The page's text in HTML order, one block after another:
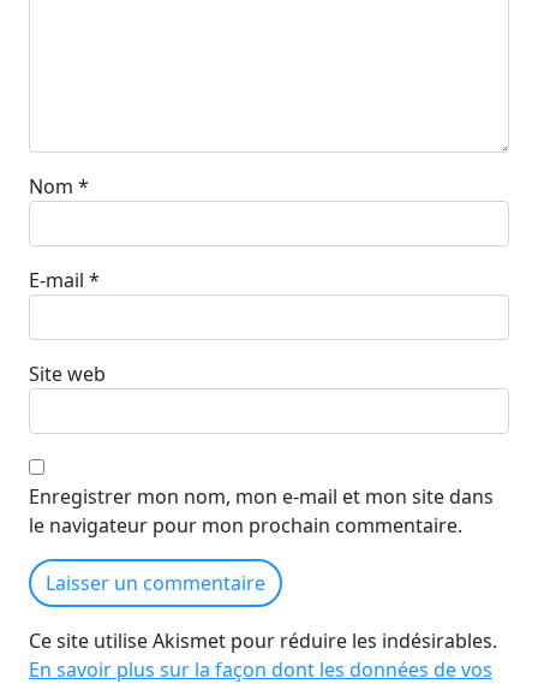
Nom *
E-mail *
Site web
Enregistrer mon nom, mon e-mail et mon site dans
le navigateur pour mon prochain commentaire.
Ce site utilise Akismet pour réduire les indésirables.
En savoir plus sur la façon dont les données de vos